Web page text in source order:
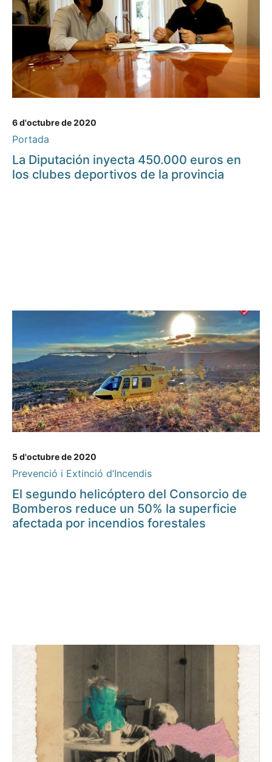
6 d'octubre de 2020
Portada
La Diputación inyecta 450.000 euros en
los clubes deportivos de la provincia
5 d'octubre de 2020
Prevenció i Extinció d’Incendis
El segundo helicóptero del Consorcio de
Bomberos reduce un 50% la superficie
afectada por incendios forestales